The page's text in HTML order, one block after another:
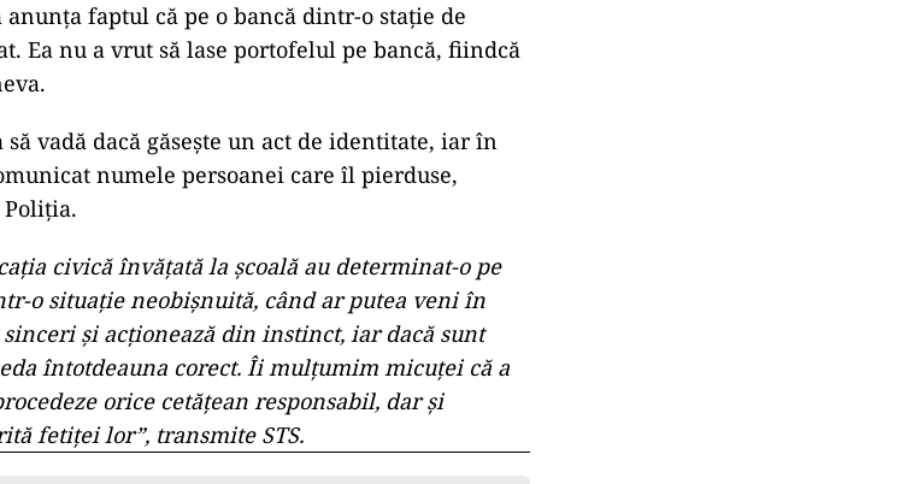
faptul că pe o bancă dintr-o stație de
Ea nu a vrut să lase portofelul pe bancă, fiindcă
vadă dacă găsește un act de identitate, iar în
numele persoanei care îl pierduse,
Poliția.
civică învățată la școală au determinat-o pe
o situație neobișnuită, când ar putea veni în
și acționează din instinct, iar dacă sunt
întotdeauna corect. Îi mulțumim micuței că a
orice cetățean responsabil, dar și
fetiței lor”, transmite STS.